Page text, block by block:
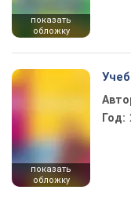
показать
обложку
показать
обложку
Год: